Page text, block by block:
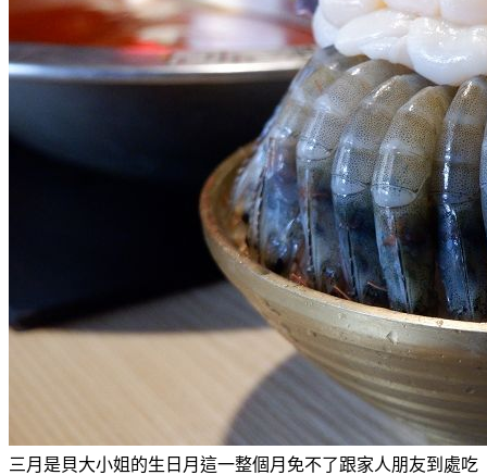
三月是貝大小姐的生日月這一整個月免不了跟家人朋友到處吃